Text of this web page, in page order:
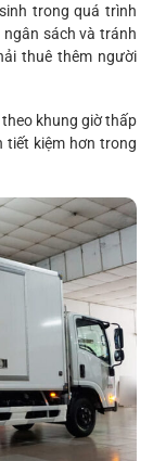
trong quá trình
sách và tránh
thuê thêm người
khung giờ thấp
tiết kiệm hơn trong